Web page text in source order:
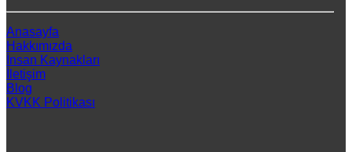
Anasayfa
Hakkımızda
İnsan Kaynakları
İletişim
Blog
KVKK Politikası